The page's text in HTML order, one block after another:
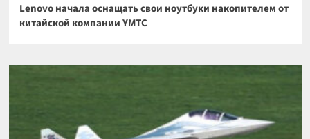
Lenovo начала оснащать свои ноутбуки накопителем от
китайской компании YMTC